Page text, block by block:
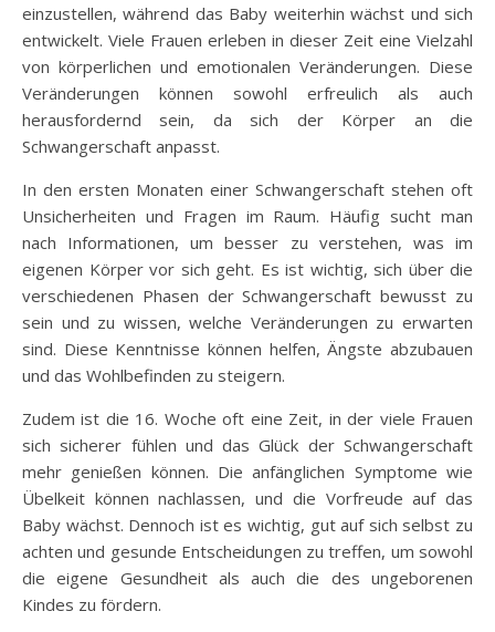
einzustellen, während das Baby weiterhin wächst und sich
entwickelt. Viele Frauen erleben in dieser Zeit eine Vielzahl
von körperlichen und emotionalen Veränderungen. Diese
Veränderungen können sowohl erfreulich als auch
herausfordernd sein, da sich der Körper an die
Schwangerschaft anpasst.
In den ersten Monaten einer Schwangerschaft stehen oft
Unsicherheiten und Fragen im Raum. Häufig sucht man
nach Informationen, um besser zu verstehen, was im
eigenen Körper vor sich geht. Es ist wichtig, sich über die
verschiedenen Phasen der Schwangerschaft bewusst zu
sein und zu wissen, welche Veränderungen zu erwarten
sind. Diese Kenntnisse können helfen, Ängste abzubauen
und das Wohlbefinden zu steigern.
Zudem ist die 16. Woche oft eine Zeit, in der viele Frauen
sich sicherer fühlen und das Glück der Schwangerschaft
mehr genießen können. Die anfänglichen Symptome wie
Übelkeit können nachlassen, und die Vorfreude auf das
Baby wächst. Dennoch ist es wichtig, gut auf sich selbst zu
achten und gesunde Entscheidungen zu treffen, um sowohl
die eigene Gesundheit als auch die des ungeborenen
Kindes zu fördern.